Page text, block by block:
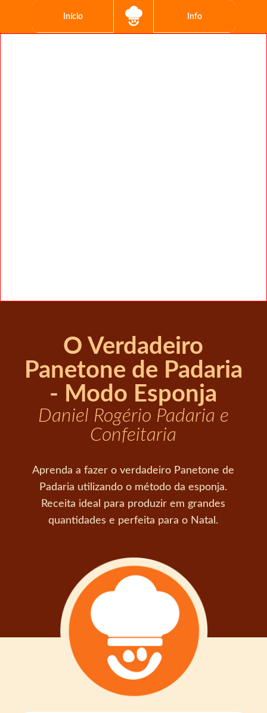
Início Info
O Verdadeiro
Panetone de Padaria
- Modo Esponja
Daniel Rogério Padaria e
Confeitaria
Aprenda a fazer o verdadeiro Panetone de
Padaria utilizando o método da esponja.
Receita ideal para produzir em grandes
quantidades e perfeita para o Natal.